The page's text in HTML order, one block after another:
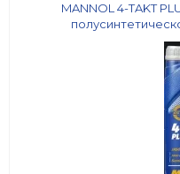
MANNOL 4-TAKT